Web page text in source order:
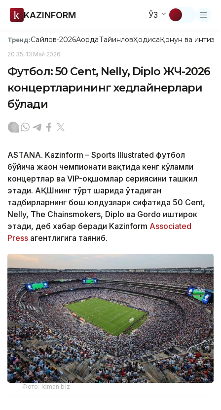
KAZINFORM ЎЗ
Тренд:Сайлов-2026АқордаТайинловҲодисаҚонун ва
20:35, 13 Май 2026
Футбол: 50 Cent, Nelly, Diplo ЖЧ-2026
концертларининг хедлайнерлари
бўлади
ASTANA. Kazinform – Sports Illustrated футбол
бўйича жаҳон чемпионати вақтида кенг кўламли
концертлар ва VIP-оқшомлар сериясини ташкил
этади. АҚШнинг тўрт шаҳрида ўтадиган
тадбирларнинг бош юлдузлари сифатида 50 Cent,
Nelly, The Chainsmokers, Diplo ва Gordo иштирок
этади, деб хабар беради Kazinform Associated
Press агентлигига таяниб.
Фото: idman.biz